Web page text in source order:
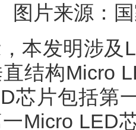
图片来源：
本发明涉及
结构Micro
芯片包括第
Micro LED